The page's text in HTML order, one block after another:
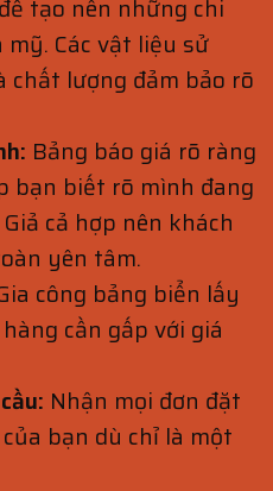
tạo nên những chi
Các vật liệu sử
chất lượng đảm bảo rõ
Bảng báo giá rõ ràng
bạn biết rõ mình đang
cả hợp nên khách
yên tâm.
công bảng biển lấy
cần gấp với giá
Nhận mọi đơn đặt
bạn dù chỉ là một